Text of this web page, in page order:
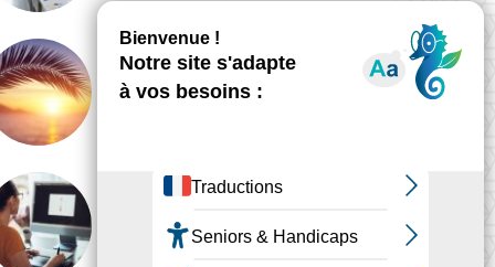
GLOBAL
Le regard du designer ne
designer est devenu
invisible